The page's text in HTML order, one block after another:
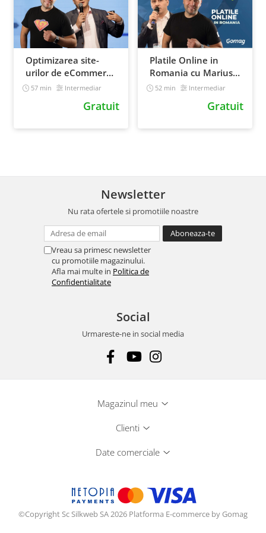
Optimizarea site-
urilor de eCommerce
cu Eugen Potlog de
57 min Intermediar
Gratuit
Platile Online in
Romania cu Marius
Costin de la PayU
52 min Intermediar
Gratuit
Newsletter
Nu rata ofertele si promotiile noastre
Vreau sa primesc newsletter
cu promotiile magazinului.
Afla mai multe in Politica de
Confidentialitate
Social
Urmareste-ne in social media
Magazinul meu
Clienti
Date comerciale
©Copyright Sc Silkweb SA 2026 Platforma E-commerce by Gomag